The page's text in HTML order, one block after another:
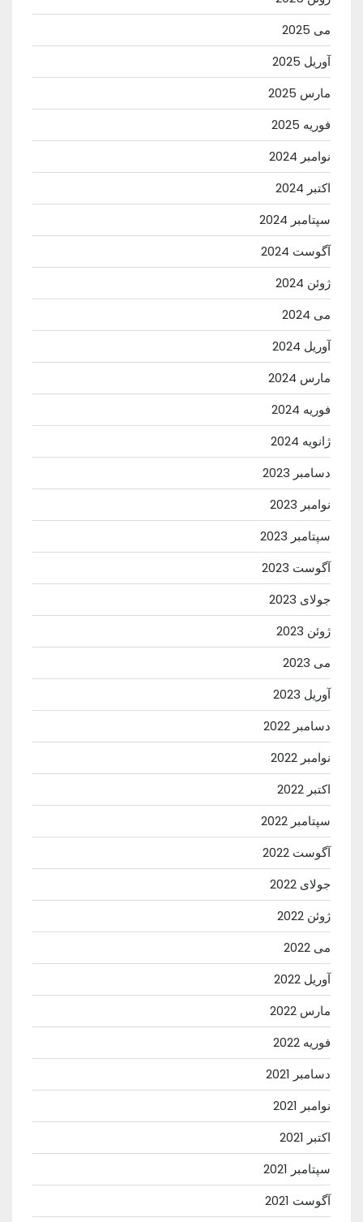
می 2025
آوریل 2025
مارس 2025
فوریه 2025
نوامبر 2024
اکتبر 2024
سپتامبر 2024
آگوست 2024
ژوئن 2024
می 2024
آوریل 2024
مارس 2024
فوریه 2024
ژانویه 2024
دسامبر 2023
نوامبر 2023
سپتامبر 2023
آگوست 2023
جولای 2023
ژوئن 2023
می 2023
آوریل 2023
دسامبر 2022
نوامبر 2022
اکتبر 2022
سپتامبر 2022
آگوست 2022
جولای 2022
ژوئن 2022
می 2022
آوریل 2022
مارس 2022
فوریه 2022
دسامبر 2021
نوامبر 2021
اکتبر 2021
سپتامبر 2021
آگوست 2021